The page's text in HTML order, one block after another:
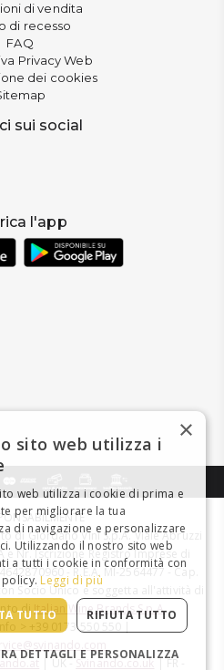
di vendita
di recesso
FAQ
Privacy Web
dei cookies
sui social
l'app
di Giordano Vini S.p.A. Viale Abruzzi
e Nr. Iscrizione Registro Imprese di
- R.E.A. MI-2564477 - Cap.
Socio Unico e soggetta all'attività di
diItalian Wine Brands S.p.A.
> +39 0173 550 550 |
| UK - Svinando.co.uk| FR -
×
sito web utilizza i
web utilizza i cookie di prima e
per migliorare la tua
di navigazione e personalizzare
Utilizzando il nostro sito web
a tutti i cookie in conformità con
Leggi di più
TUTTO RIFIUTA TUTTO
DETTAGLI E PERSONALIZZA